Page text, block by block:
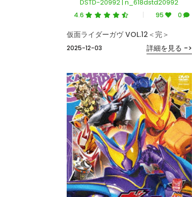
DSTD-20992 | n_618dstd20992
4.6 95 0
2025-12-03
仮面ライダーガヴ VOL.12＜完＞
詳細を見る ->